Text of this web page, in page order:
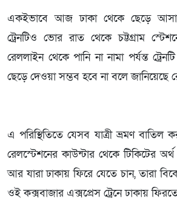
একইভাবে আজ ঢাকা থেকে ছেড়ে আসা
ট্রেনটিও ভোর রাত থেকে চট্টগ্রাম
রেললাইন থেকে পানি না নামা পর্যন্ত
ছেড়ে দেওয়া সম্ভব হবে না বলে জানিয়েছে
এ পরিস্থিতিতে যেসব যাত্রী ভ্রমণ বাতিল
রেলস্টেশনের কাউন্টার থেকে টিকিটের
আর যারা ঢাকায় ফিরে যেতে চান, তারা
ওই কক্সবাজার এক্সপ্রেস ট্রেনে ঢাকায়